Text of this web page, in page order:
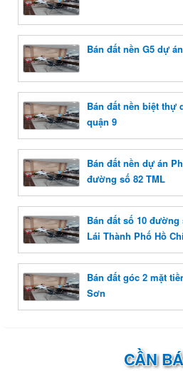
Bán đất nền G5 dự
Bán đất nền biệt thự
quận 9
Bán đất nền dự án
đường số 82 TML
Bán đất số 10
Lái Thành Phố Hồ
Bán đất góc 2 mặt
Sơn
CẦN